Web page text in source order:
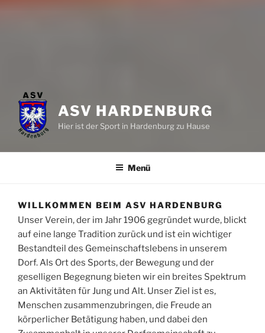
ASV HARDENBURG
Hier ist der Sport in Hardenburg zu Hause
Menü
WILLKOMMEN BEIM ASV HARDENBURG
Unser Verein, der im Jahr 1906 gegründet wurde, blickt
auf eine lange Tradition zurück und ist ein wichtiger
Bestandteil des Gemeinschaftslebens in unserem
Dorf. Als Ort des Sports, der Bewegung und der
geselligen Begegnung bieten wir ein breites Spektrum
an Aktivitäten für Jung und Alt. Unser Ziel ist es,
Menschen zusammenzubringen, die Freude an
körperlicher Betätigung haben, und dabei den